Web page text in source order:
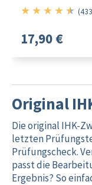
★ ★ ★ ★ ★ 4.5/5
17,90 €
Original
Die original IHK-
letzten
Prüfungscheck.
passt die
Ergebnis? So